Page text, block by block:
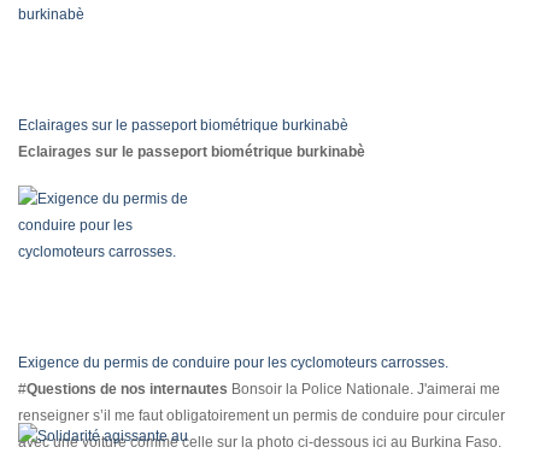
Eclairages sur le passeport biométrique burkinabè
Eclairages sur le passeport biométrique burkinabè
Exigence du permis de conduire pour les cyclomoteurs carrosses.
#Questions de nos internautes Bonsoir la Police Nationale. J'aimerai me
renseigner s’il me faut obligatoirement un permis de conduire pour circuler
avec une voiture comme celle sur la photo ci-dessous ici au Burkina Faso.